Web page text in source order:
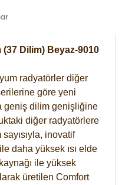
Dilim) Beyaz-9010
radyatörler diğer
göre yeni
geniş dilim genişliğine
diğer radyatörlere
inovatif
daha yüksek ısı elde
ile yüksek
üretilen Comfort